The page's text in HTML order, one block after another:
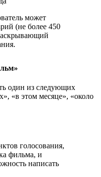
может
(не более 450
один из следующих
«в этом месяце», «около
голосования,
фильма, и
написать